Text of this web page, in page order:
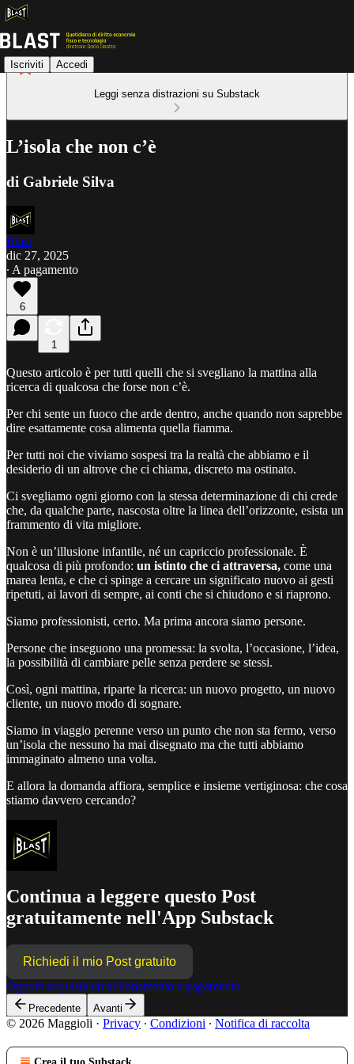
Iscriviti Accedi
Leggi senza distrazioni su Substack
L’isola che non c’è
di Gabriele Silva
Blast
dic 27, 2025
∙ A pagamento
6
1
Questo articolo è per tutti quelli che si svegliano la mattina alla
ricerca di qualcosa che forse non c’è.
Per chi sente un fuoco che arde dentro, anche quando non saprebbe
dire esattamente cosa alimenta quella fiamma.
Per tutti noi che viviamo sospesi tra la realtà che abbiamo e il
desiderio di un altrove che ci chiama, discreto ma ostinato.
Ci svegliamo ogni giorno con la stessa determinazione di chi crede
che, da qualche parte, nascosta oltre la linea dell’orizzonte, esista un
frammento di vita migliore.
Non è un’illusione infantile, né un capriccio professionale. È
qualcosa di più profondo: un istinto che ci attraversa, come una
marea lenta, e che ci spinge a cercare un significato nuovo ai gesti
ripetuti, ai lavori di sempre, ai conti che si chiudono e si riaprono.
Siamo professionisti, certo. Ma prima ancora siamo persone.
Persone che inseguono una promessa: la svolta, l’occasione, l’idea,
la possibilità di cambiare pelle senza perdere se stessi.
Così, ogni mattina, riparte la ricerca: un nuovo progetto, un nuovo
cliente, un nuovo modo di sognare.
Siamo in viaggio perenne verso un punto che non sta fermo, verso
un’isola che nessuno ha mai disegnato ma che tutti abbiamo
immaginato almeno una volta.
E allora la domanda affiora, semplice e insieme vertiginosa: che cosa
stiamo davvero cercando?
Continua a leggere questo Post
gratuitamente nell'App Substack
Richiedi il mio Post gratuito
Oppure acquista un abbonamento a pagamento.
Precedente Avanti
© 2026 Maggioli · Privacy ∙ Condizioni ∙ Notifica di raccolta